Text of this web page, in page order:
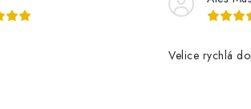
Velice rychlá